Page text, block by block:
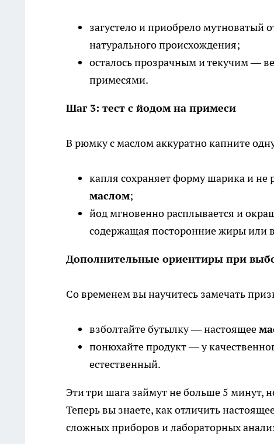
загустело и приобрело
натурального происхождения;
осталось прозрачным и текучим —
примесями.
Шаг 3: тест с йодом на примеси
В рюмку с маслом аккуратно капните
капля сохраняет форму шарика и не
маслом;
йод мгновенно расплывается и
содержащая посторонние жиры или
Дополнительные ориентиры при
Со временем вы научитесь замечать
взболтайте бутылку — настоящее
понюхайте продукт — у
естественный.
Эти три шага займут не больше 5 минут,
Теперь вы знаете, как отличить
сложных приборов и лабораторных